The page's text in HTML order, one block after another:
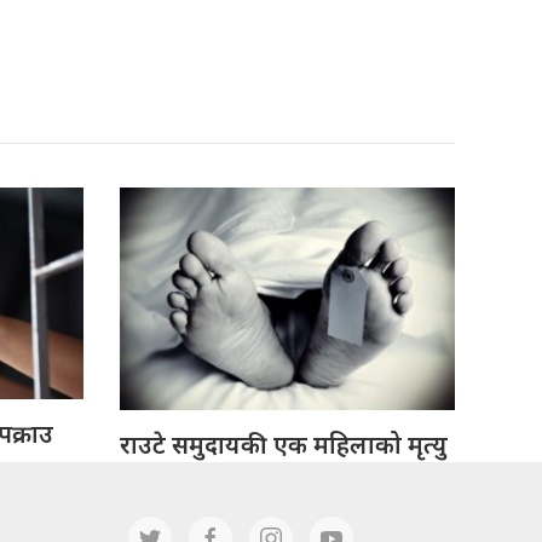
राउटे समुदायकी एक महिलाको मृत्यु